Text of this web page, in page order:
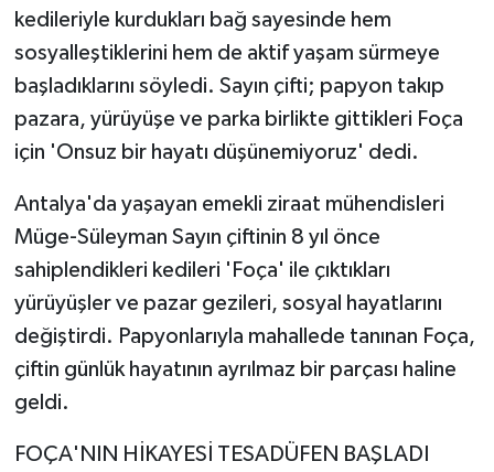
kedileriyle kurdukları bağ sayesinde hem
sosyalleştiklerini hem de aktif yaşam sürmeye
başladıklarını söyledi. Sayın çifti; papyon takıp
pazara, yürüyüşe ve parka birlikte gittikleri Foça
için 'Onsuz bir hayatı düşünemiyoruz' dedi.
Antalya'da yaşayan emekli ziraat mühendisleri
Müge-Süleyman Sayın çiftinin 8 yıl önce
sahiplendikleri kedileri 'Foça' ile çıktıkları
yürüyüşler ve pazar gezileri, sosyal hayatlarını
değiştirdi. Papyonlarıyla mahallede tanınan Foça,
çiftin günlük hayatının ayrılmaz bir parçası haline
geldi.
FOÇA'NIN HİKAYESİ TESADÜFEN BAŞLADI